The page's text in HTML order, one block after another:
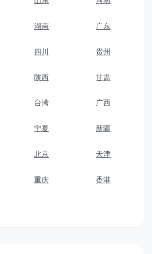
湖南 广东
四川 贵州
陕西 甘肃
台湾 广西
宁夏 新疆
北京 天津
重庆 香港